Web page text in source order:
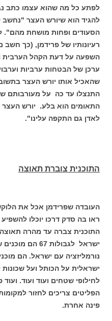
לפתע כל מה שהוא עצמו כתב נגד
להגיד הוא שיורש העצר "נחשב
הסעודים ופחות מושחת מהם".
רעיונותיו של פרידמן, (כך חשב
השפעה על דעת הקהל הערבית
ערכן של הבטחות ערביות
שהאכיל אותו יורש העצר
התאומים הוא בלע. יורש העצר
לאדן גם התקפה עלינו".
התוכנית צוברת תאוצה
העובדה שפרידמן אכל את הלוקש
ראו בה סדק דרכו יוכלו להשפיע
התוכנית צברה עד מהרה תאוצה,
ישראל לגבולות 67 הם
נורמליזציה עם ישראל. הם מוכנים
ישראלית על הכותל ועל שכונות
לחילופי שטחים ועוד ועוד. ועוד
הפליטים צריכים לחזור
פינה אחרת.